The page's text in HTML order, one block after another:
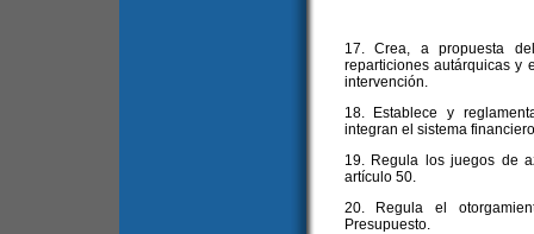
17. Crea, a propuesta
reparticiones autárquicas y
intervención.
18. Establece y
integran el sistema
19. Regula los juegos de
artículo 50.
20. Regula el
Presupuesto.